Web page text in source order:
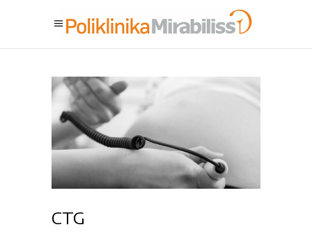
CTG